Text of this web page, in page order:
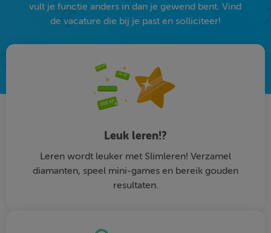
vult je functie anders in dan je gewend bent. Vind
de vacature die bij je past en solliciteer!
Leuk leren!?
Leren wordt leuker met Slimleren! Verzamel
diamanten, speel mini-games en bereik gouden
resultaten.